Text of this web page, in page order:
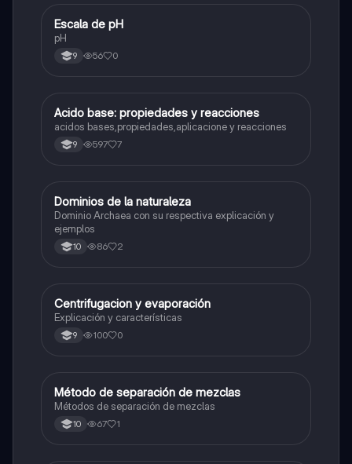
Química
Escala de pH
pH
9 56 0
Química
Acido base: propiedades y reacciones
acidos bases,propiedades,aplicacione y reacciones
9 597 7
Química
Dominios de la naturaleza
Dominio Archaea con su respectiva explicación y
ejemplos
10 86 2
Química
Centrifugacion y evaporación
Explicación y características
9 100 0
Química
Método de separación de mezclas
Métodos de separación de mezclas
10 67 1